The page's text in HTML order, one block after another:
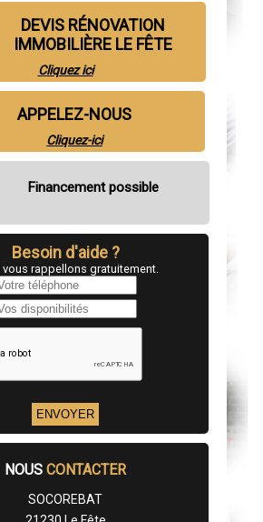
DEVIS RÉNOVATION
IMMOBILIÈRE LE FÊTE
Cliquez ici
APPELEZ-NOUS
Cliquez-ici
Financement possible
Besoin d'aide ?
vous rappellons gratuitement.
NOUS CONTACTER
SOCOREBAT